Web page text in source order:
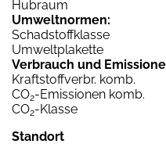
Hubraum
Umweltnormen:
Schadstoffklasse
Umweltplakette
Verbrauch und
Kraftstoffverbr. komb.
CO2-Emissionen komb.
CO2-Klasse
Standort